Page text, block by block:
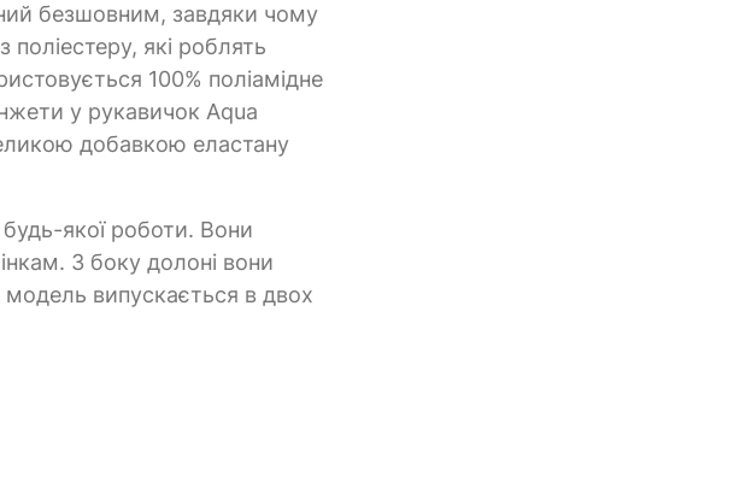
безшовним, завдяки чому
поліестеру, які роблять
100% поліамідне
у рукавичок Aqua
добавкою еластану
якої роботи. Вони
З боку долоні вони
випускається в двох